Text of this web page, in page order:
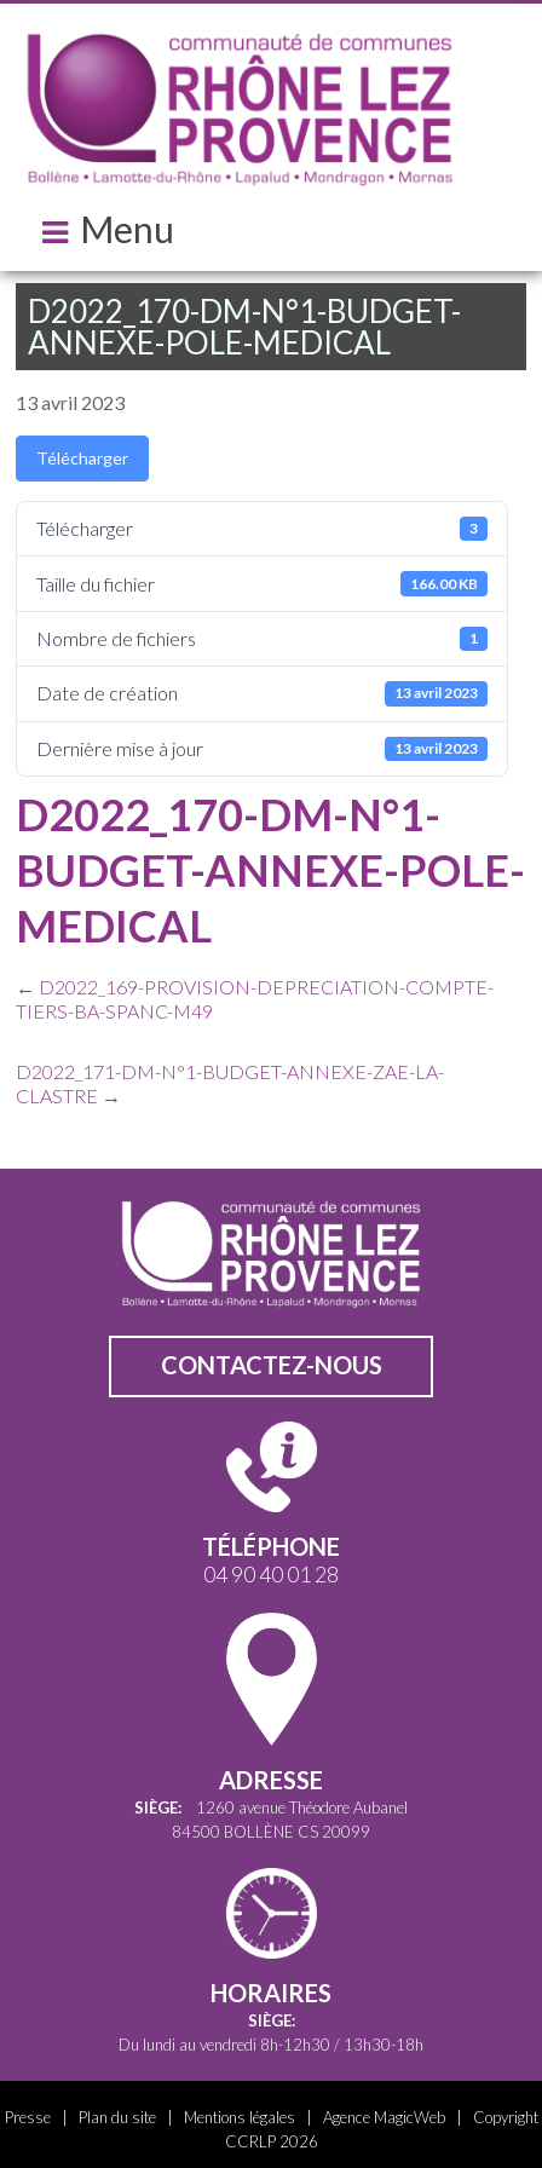
Menu
D2022_170-DM-N°1-BUDGET-
ANNEXE-POLE-MEDICAL
13 avril 2023
Télécharger
Télécharger 3
Taille du fichier 166.00 KB
Nombre de fichiers 1
Date de création 13 avril 2023
Dernière mise à jour 13 avril 2023
D2022_170-DM-N°1-
BUDGET-ANNEXE-POLE-
MEDICAL
← D2022_169-PROVISION-DEPRECIATION-COMPTE-
TIERS-BA-SPANC-M49
D2022_171-DM-N°1-BUDGET-ANNEXE-ZAE-LA-
CLASTRE →
CONTACTEZ-NOUS
TÉLÉPHONE
04 90 40 01 28
ADRESSE
SIÈGE: 1260 avenue Théodore Aubanel
84500 BOLLÈNE CS 20099
HORAIRES
SIÈGE:
Du lundi au vendredi 8h-12h30 / 13h30-18h
Presse| Plan du site| Mentions légales Agence MagicWeb| Copyright
CCRLP 2026